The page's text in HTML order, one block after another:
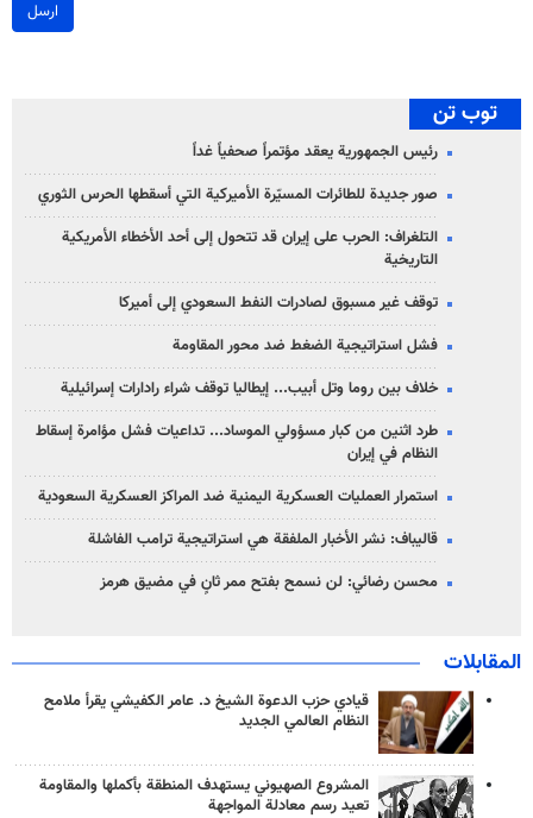
ارسل
توب تن
رئيس الجمهورية يعقد مؤتمراً صحفياً غداً
صور جديدة للطائرات المسيّرة الأميركية التي أسقطها الحرس الثوري
التلغراف: الحرب على إيران قد تتحول إلى أحد الأخطاء الأمريكية
التاريخية
توقف غير مسبوق لصادرات النفط السعودي إلى أميركا
فشل استراتيجية الضغط ضد محور المقاومة
خلاف بين روما وتل أبيب... إيطاليا توقف شراء رادارات إسرائيلية
طرد اثنين من كبار مسؤولي الموساد... تداعيات فشل مؤامرة إسقاط
النظام في إيران
استمرار العمليات العسكرية اليمنية ضد المراكز العسكرية السعودية
قاليباف: نشر الأخبار الملفقة هي استراتيجية ترامب الفاشلة
محسن رضائي: لن نسمح بفتح ممر ثانٍ في مضيق هرمز
المقابلات
قيادي حزب الدعوة الشيخ د. عامر الكفيشي يقرأ ملامح
النظام العالمي الجديد
المشروع الصهيوني يستهدف المنطقة بأكملها والمقاومة
تعيد رسم معادلة المواجهة